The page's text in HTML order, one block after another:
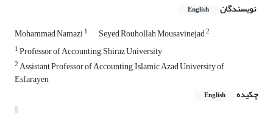
نویسندگان English
Mohammad Namazi1 Seyed Rouhollah Mousavinejad2
1Professor of Accounting, Shiraz University
2Assistant Professor of Accounting, Islamic Azad University of
Esfarayen
چکیده
English